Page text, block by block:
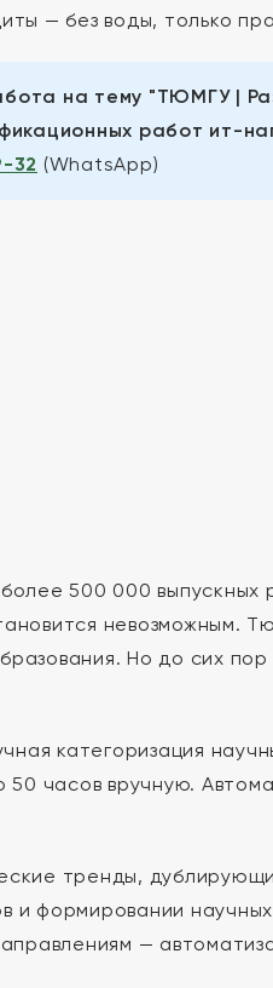
— без воды, только
на тему "ТЮМГУ |
работ ит-
32 (WhatsApp)
500 000 выпускных
невозможным.
Но до сих
категоризация
часов вручную.
тренды,
и формировании
—